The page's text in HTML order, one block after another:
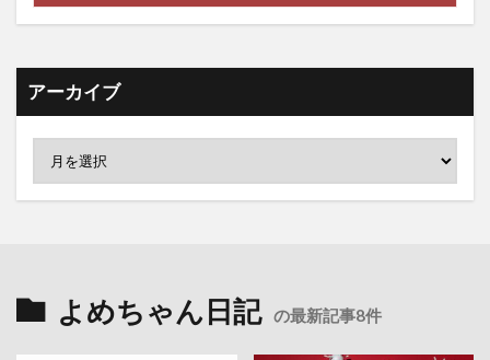
アーカイブ
よめちゃん日記 の最新記事8件